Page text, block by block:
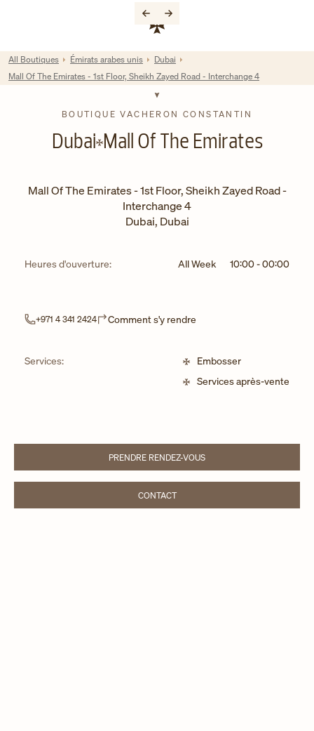
Lien vers le site de l'entreprise
Return to Nav
BOUTIQUE VACHERON CONSTANTIN
Dubai Mall Of The Emirates
Mall Of The Emirates - 1st Floor, Sheikh Zayed Road -
Interchange 4
Dubai, Dubai
Heures d'ouverture: All Week 10:00-00:00
+971 4 341 2424 Comment s'y rendre
Services:
Embosser
Services après-vente
PRENDRE RENDEZ-VOUS
LINK OPENS IN NEW TAB
CONTACTLINK OPENS IN NEW TAB
All Boutiques Émirats arabes unis
Dubai
Mall Of The Emirates - 1st Floor, Sheikh Zayed Road - Interchange 4